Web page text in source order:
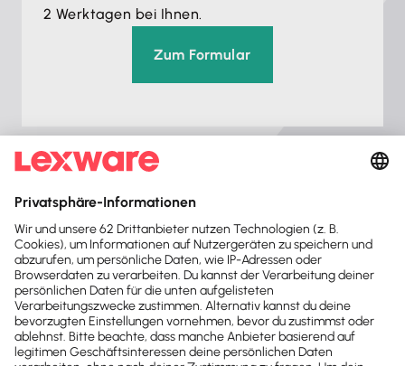
2 Werktagen bei Ihnen.
Zum Formular
Ist Ihre Hard- und Software auf dem
aktuellen Stand?
Schaffen Sie perfekte Bedingungen für die
Performance Ihrer Lexware Software. Dafür
finden Sie hier die Hard- und Soft…